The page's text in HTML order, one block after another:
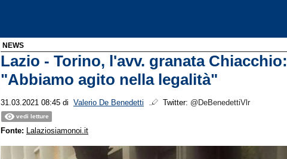
NEWS
Lazio - Torino, l'avv. granata Chiacchio:
"Abbiamo agito nella legalità"
31.03.2021 08:45 di Valerio De Benedetti Twitter: @DeBenedettiVlr
vedi letture
Fonte: Lalaziosiamonoi.it